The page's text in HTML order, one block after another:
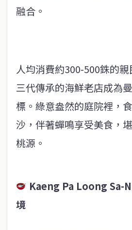
融合。
人均消費約300-500銖的
三代傳承的海鮮老店成為
標。綠意盎然的庭院裡，
沙，伴著蟬鳴享受美食，
桃源。
Kaeng Pa Loong Sa-
境​